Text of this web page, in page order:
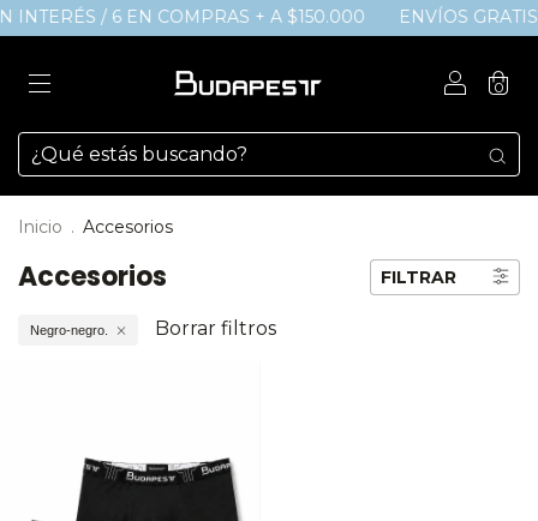
INTERÉS / 6 EN COMPRAS + A $150.000 ENVÍOS
0
Inicio . Accesorios
Accesorios FILTRAR
Negro-negro. Borrar filtros